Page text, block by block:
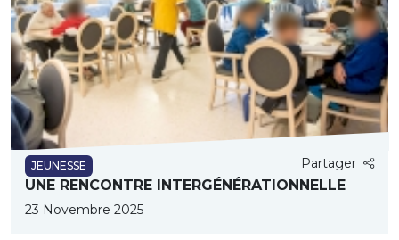
JEUNESSE Partager
UNE RENCONTRE INTERGÉNÉRATIONNELLE
23 Novembre 2025